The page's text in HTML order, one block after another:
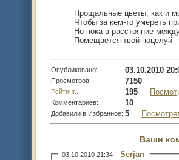
Прощальные цветы, как и
Чтобы за кем-то умереть
Но пока в расстояние
Помещается твой поцелуй
Опубликовано: 03.10.2010
Просмотров: 7150
Рейтинг.. : 195
Комментариев: 10
Добавили в Избранное: 5
Ваши
03.10.2010 21:34
Serjan